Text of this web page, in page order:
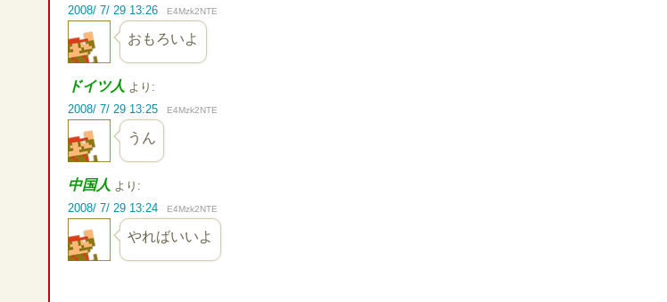
2008/ 7/ 29 13:26
E4Mzk2NTE
おもろいよ
ドイツ人 より:
2008/ 7/ 29 13:25
E4Mzk2NTE
うん
中国人 より:
2008/ 7/ 29 13:24
E4Mzk2NTE
やればいいよ